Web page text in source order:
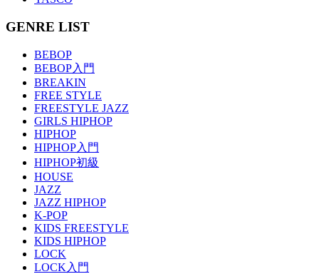
GENRE LIST
BEBOP
BEBOP入門
BREAKIN
FREE STYLE
FREESTYLE JAZZ
GIRLS HIPHOP
HIPHOP
HIPHOP入門
HIPHOP初級
HOUSE
JAZZ
JAZZ HIPHOP
K-POP
KIDS FREESTYLE
KIDS HIPHOP
LOCK
LOCK入門